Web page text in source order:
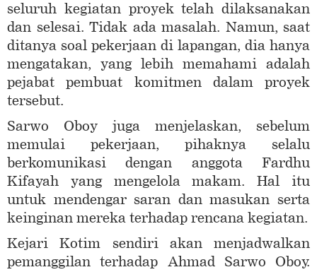
seluruh kegiatan proyek telah dilaksanakan
dan selesai. Tidak ada masalah. Namun, saat
ditanya soal pekerjaan di lapangan, dia hanya
mengatakan, yang lebih memahami adalah
pejabat pembuat komitmen dalam proyek
tersebut.
Sarwo Oboy juga menjelaskan, sebelum
memulai pekerjaan, pihaknya selalu
berkomunikasi dengan anggota Fardhu
Kifayah yang mengelola makam. Hal itu
untuk mendengar saran dan masukan serta
keinginan mereka terhadap rencana kegiatan.
Kejari Kotim sendiri akan menjadwalkan
pemanggilan terhadap Ahmad Sarwo Oboy.